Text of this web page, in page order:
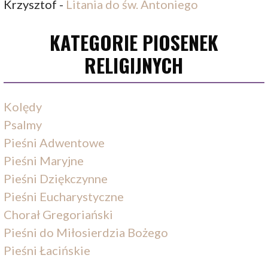
Krzysztof - Litania do św. Antoniego
KATEGORIE PIOSENEK
RELIGIJNYCH
Kolędy
Psalmy
Pieśni Adwentowe
Pieśni Maryjne
Pieśni Dziękczynne
Pieśni Eucharystyczne
Chorał Gregoriański
Pieśni do Miłosierdzia Bożego
Pieśni Łacińskie